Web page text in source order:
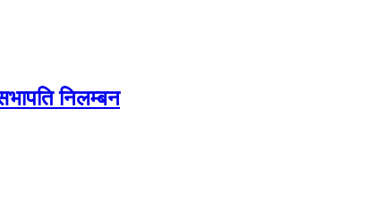
निलम्बन